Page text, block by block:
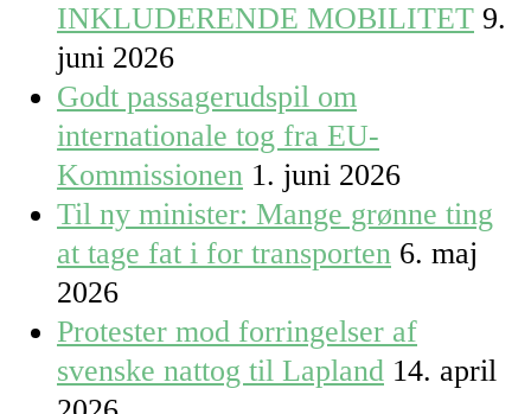
INKLUDERENDE MOBILITET 9.
juni 2026
Godt passagerudspil om
internationale tog fra EU-
Kommissionen 1. juni 2026
Til ny minister: Mange grønne ting
at tage fat i for transporten 6. maj
2026
Protester mod forringelser af
svenske nattog til Lapland 14. april